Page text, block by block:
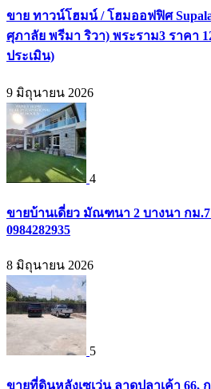
ขาย ทาวน์โฮมน์ / โฮมออฟฟิศ
ศุภาลัย พรีมา ริวา) พระราม3 ราคา
ประเมิน)
9 มิถุนายน 2026
4
ขายบ้านเดี่ยว มัณฑนา 2 บางนา กม
0984282935
8 มิถุนายน 2026
5
ขายที่ดินหลังเซเว่น ลาดปลาเค้า 66,